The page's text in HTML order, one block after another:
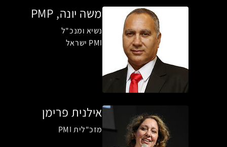
משה יונה, PMP
נשיא ומנכ"ל
PMI ישראל
אילנית פרימן
מזכ"לית PMI